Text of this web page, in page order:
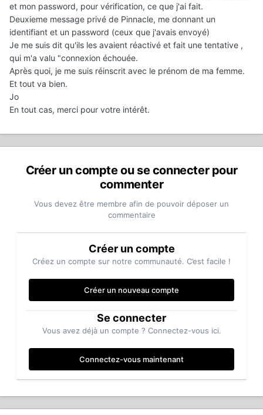
et mon password, pour vérification, ce que j'ai fait.
Deuxieme message privé de Pinnacle, me donnant un
identifiant et un password (ceux que j'avais envoyé)
Je me suis dit qu'ils les avaient réactivé et fait une tentative ,
qui m'a valu "connexion échouée.
Après quoi, je me suis réinscrit avec le prénom de ma femme.
Et tout va bien.
Jo
En tout cas, merci pour votre intérêt.
Créer un compte ou se connecter pour
commenter
Vous devez être membre afin de pouvoir déposer un
commentaire
Créer un compte
Créez un compte sur notre communauté. C’est facile !
Créer un nouveau compte
Se connecter
Vous avez déjà un compte ? Connectez-vous ici.
Connectez-vous maintenant